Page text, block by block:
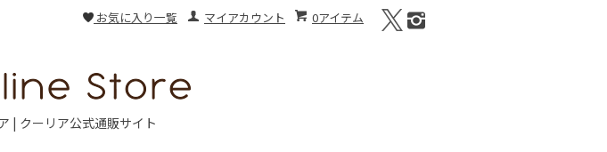
0アイテム
マイアカウント
お気に入り一覧
| クーリア公式通販サイト